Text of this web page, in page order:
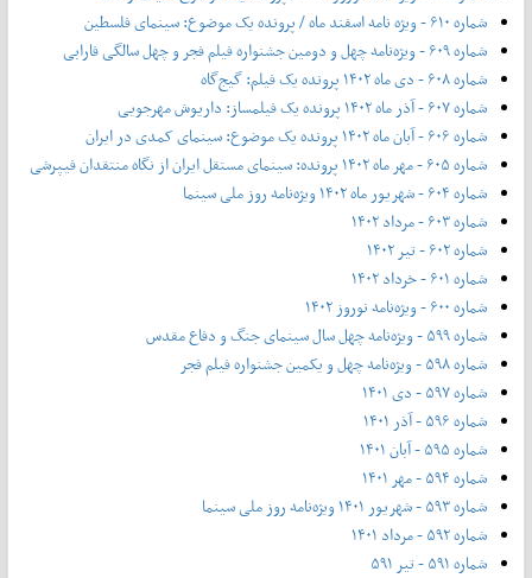
شماره ۶۱۰ - ویژه نامه اسفند ماه / پرونده یک موضوع: سینمای فلسطین
شماره ۶۰۹ - ویژه‌نامه چهل و دومین جشنواره فیلم فجر و چهل سالگی فارابی
شماره ۶۰۸ - دی ماه ۱۴۰۲ پرونده یک فیلم: گیج‌گاه
شماره ۶۰۷ - آذر ماه ۱۴۰۲ پرونده یک فیلمساز: داریوش مهرجویی
شماره ۶۰۶ - آبان ماه ۱۴۰۲ پرونده یک موضوع: سینمای کمدی در ایران
شماره ۶۰۵ - مهر ماه ۱۴۰۲ پرونده: سینمای مستقل ایران از نگاه منتقدان فیپرشی
شماره ۶۰۴ - شهریور ماه ۱۴۰۲ ویژه‌نامه روز ملی سینما
شماره ۶۰۳ - مرداد ۱۴۰۲
شماره ۶۰۲ - تیر ۱۴۰۲
شماره ۶۰۱ - خرداد ۱۴۰۲
شماره ۶۰۰ - ویژه‌نامه نوروز ۱۴۰۲
شماره ۵۹۹ - ویژه‌نامه چهل سال سینمای جنگ و دفاع مقدس
شماره ۵۹۸ - ویژه‌نامه چهل و یکمین جشنواره فیلم فجر
شماره ۵۹۷ - دی ۱۴۰۱
شماره ۵۹۶ - آذر ۱۴۰۱
شماره ۵۹۵ - آبان ۱۴۰۱
شماره ۵۹۴ - مهر ۱۴۰۱
شماره ۵۹۳ - شهریور ۱۴۰۱ ویژه‌نامه روز ملی سینما
شماره ۵۹۲ - مرداد ۱۴۰۱
شماره ۵۹۱ - تیر ۵۹۱